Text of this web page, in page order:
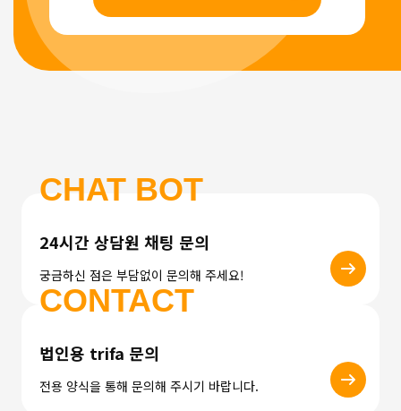
CHAT BOT
24시간 상담원 채팅 문의
궁금하신 점은 부담없이 문의해 주세요!
CONTACT
법인용 trifa 문의
전용 양식을 통해 문의해 주시기 바랍니다.